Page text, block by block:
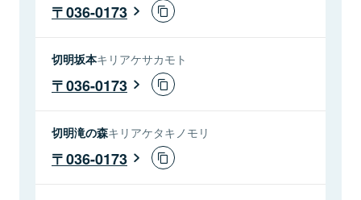
036-0173
切明坂本キリアケサカモト
036-0173
切明滝の森キリアケタキノモリ
036-0173